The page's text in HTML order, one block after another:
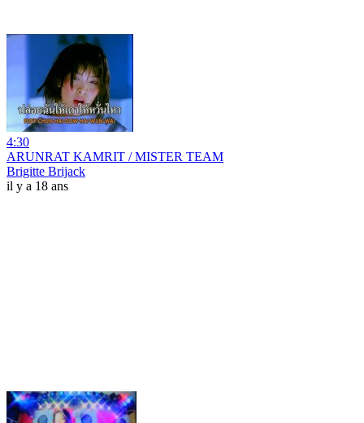
4:30
ARUNRAT KAMRIT / MISTER TEAM
Brigitte Brijack
il y a 18 ans